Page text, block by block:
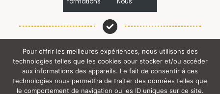
Tous droits réservés (c) SUF (y) 2024 |
Pour offrir les meilleures expériences, nous utilisons des
technologies telles que les cookies pour stocker et/ou accéder
aux informations des appareils. Le fait de consentir à ces
technologies nous permettra de traiter des données telles que
le comportement de navigation ou les ID uniques sur ce site.